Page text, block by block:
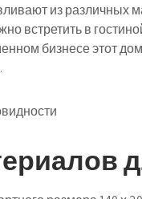
из различных
в
бизнесе этот